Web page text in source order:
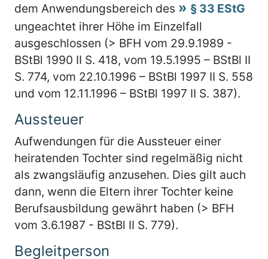
dem Anwendungsbereich des
§ 33 EStG
ungeachtet ihrer Höhe im Einzelfall
ausgeschlossen (> BFH vom 29.9.1989 -
BStBl 1990 II S. 418, vom 19.5.1995 – BStBl II
S. 774, vom 22.10.1996 – BStBl 1997 II S. 558
und vom 12.11.1996 – BStBl 1997 II S. 387).
Aussteuer
Aufwendungen für die Aussteuer einer
heiratenden Tochter sind regelmäßig nicht
als zwangsläufig anzusehen. Dies gilt auch
dann, wenn die Eltern ihrer Tochter keine
Berufsausbildung gewährt haben (> BFH
vom 3.6.1987 - BStBl II S. 779).
Begleitperson